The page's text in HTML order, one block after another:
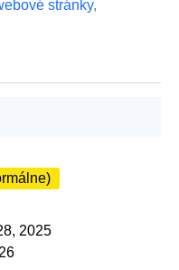
stránky,
2025